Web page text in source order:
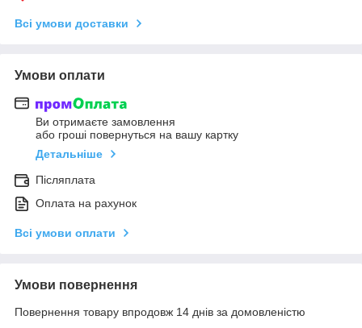
Всі умови доставки
Умови оплати
Ви отримаєте замовлення
або гроші повернуться на вашу картку
Детальніше
Післяплата
Оплата на рахунок
Всі умови оплати
Умови повернення
Повернення товару впродовж 14 днів за домовленістю